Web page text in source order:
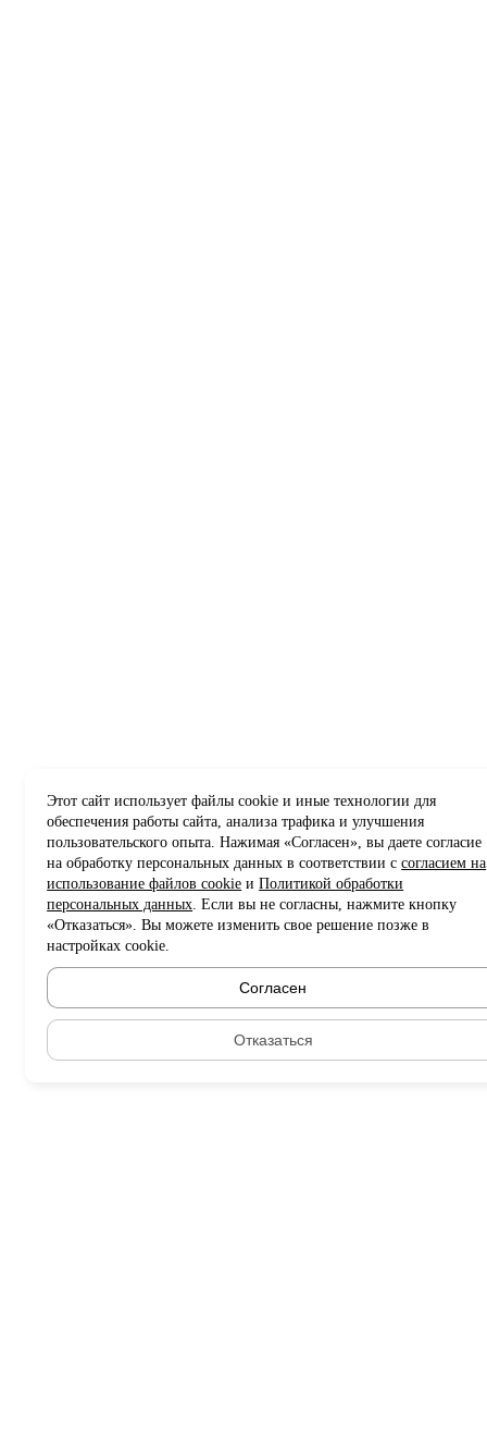
Этот сайт использует файлы cookie и иные технологии для
обеспечения работы сайта, анализа трафика и улучшения
пользовательского опыта. Нажимая «Согласен», вы даете согласие
на обработку персональных данных в соответствии ссогласием на
использование файлов cookie иПолитикой обработки
персональных данных. Если вы не согласны, нажмите кнопку
«Отказаться». Вы можете изменить свое решение позже в
настройках cookie.
Согласен
Отказаться